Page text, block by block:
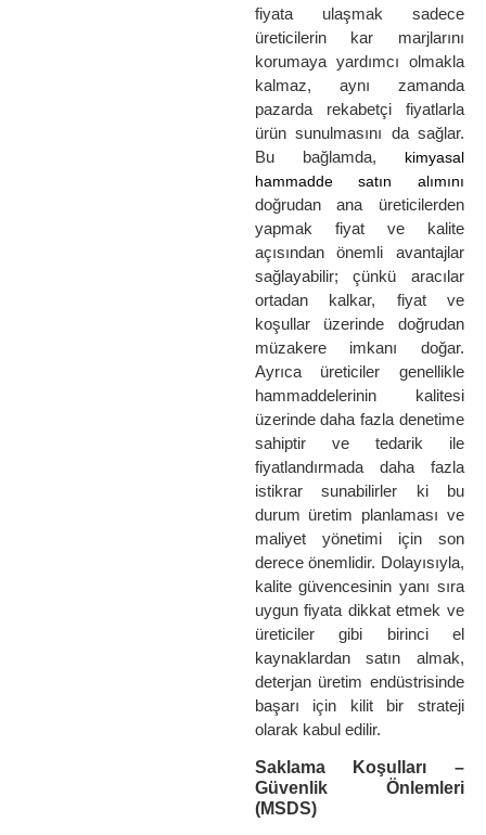
fiyata ulaşmak sadece
üreticilerin kar marjlarını
korumaya yardımcı olmakla
kalmaz, aynı zamanda
pazarda rekabetçi fiyatlarla
ürün sunulmasını da sağlar.
Bu bağlamda, kimyasal
hammadde satın alımını
doğrudan ana üreticilerden
yapmak fiyat ve kalite
açısından önemli avantajlar
sağlayabilir; çünkü aracılar
ortadan kalkar, fiyat ve
koşullar üzerinde doğrudan
müzakere imkanı doğar.
Ayrıca üreticiler genellikle
hammaddelerinin kalitesi
üzerinde daha fazla denetime
sahiptir ve tedarik ile
fiyatlandırmada daha fazla
istikrar sunabilirler ki bu
durum üretim planlaması ve
maliyet yönetimi için son
derece önemlidir. Dolayısıyla,
kalite güvencesinin yanı sıra
uygun fiyata dikkat etmek ve
üreticiler gibi birinci el
kaynaklardan satın almak,
deterjan üretim endüstrisinde
başarı için kilit bir strateji
olarak kabul edilir.
Saklama Koşulları –
Güvenlik Önlemleri
(MSDS)